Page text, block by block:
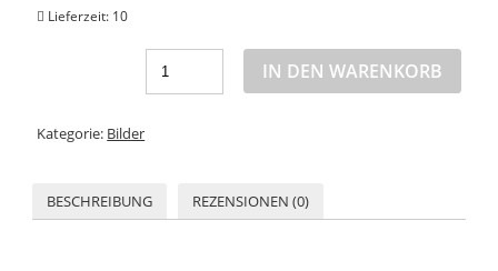
Lieferzeit: 10
IN DEN WARENKORB
Kategorie: Bilder
BESCHREIBUNG REZENSIONEN (0)